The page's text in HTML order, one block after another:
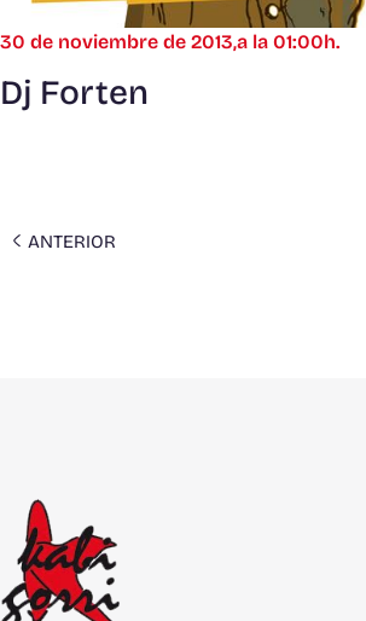
30 de noviembre de 2013,a la 01:00h.
Dj Forten
ANTERIOR